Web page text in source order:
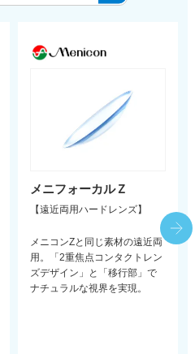
メニフォーカルＺ
【遠近両用ハードレンズ】
メニコンZと同じ素材の遠近両
用。「2重焦点コンタクトレン
ズデザイン」と「移行部」で
ナチュラルな視界を実現。